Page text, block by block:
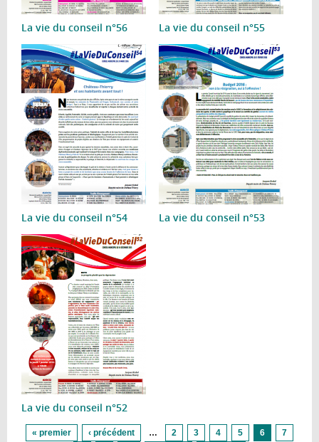
La vie du conseil n°56 La vie du conseil n°55
La vie du conseil n°54 La vie du conseil n°53
La vie du conseil n°52
Pages
« premier ‹ précédent … 2 3 4 5 6
7